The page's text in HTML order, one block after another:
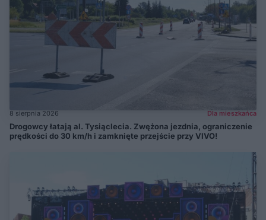
8 sierpnia 2026 Dla mieszkańca
Drogowcy łatają al. Tysiąclecia. Zwężona jezdnia, ograniczenie
prędkości do 30 km/h i zamknięte przejście przy VIVO!